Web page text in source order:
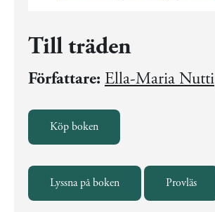
Till träden
Författare: Ella-Maria Nutti
Köp boken
Lyssna på boken Provläs